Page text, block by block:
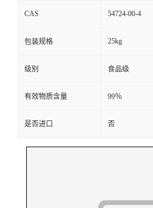
CAS 54724-00-4
包装规格 25kg
级别 食品级
有效物质含量 99％
是否进口 否